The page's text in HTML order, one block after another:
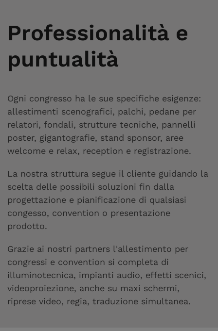
Professionalità e
puntualità
Ogni congresso ha le sue specifiche esigenze:
allestimenti scenografici, palchi, pedane per
relatori, fondali, strutture tecniche, pannelli
poster, gigantografie, stand sponsor, aree
welcome e relax, reception e registrazione.
La nostra struttura segue il cliente guidando la
scelta delle possibili soluzioni fin dalla
progettazione e pianificazione di qualsiasi
congesso, convention o presentazione
prodotto.
Grazie ai nostri partners l'allestimento per
congressi e convention si completa di
illuminotecnica, impianti audio, effetti scenici,
videoproiezione, anche su maxi schermi,
riprese video, regia, traduzione simultanea.